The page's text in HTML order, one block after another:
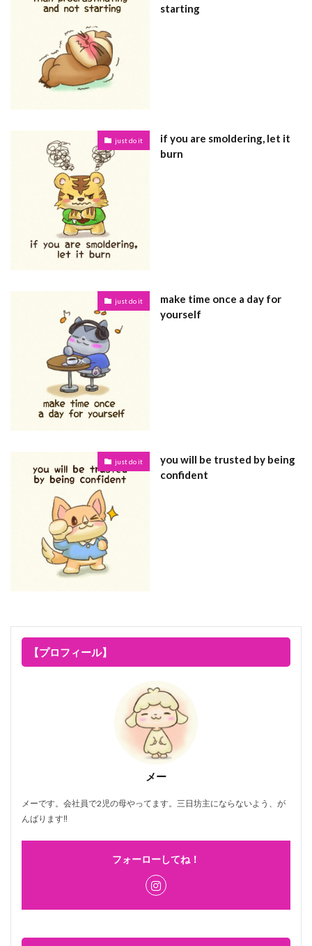
starting
just do it
if you are smoldering, let it
burn
just do it
make time once a day for
yourself
just do it
you will be trusted by being
confident
【プロフィール】
メー
メーです。会社員で2児の母やってます。三日坊主にならないよう、が
んばります‼
フォーローしてね！